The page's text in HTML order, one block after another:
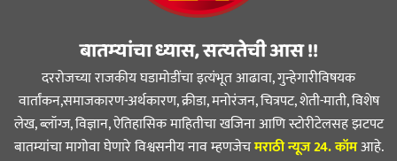
बातम्यांचा ध्यास, सत्यतेची आस !!
दररोजच्या राजकीय घडामोडींचा इत्यंभूत आढावा, गुन्हेगारीविषयक
वार्तांकन,समाजकारण-अर्थकारण, क्रीडा, मनोरंजन, चित्रपट, शेती-माती, विशेष
लेख, ब्लॉग्ज, विज्ञान, ऐतिहासिक माहितीचा खजिना आणि स्टोरीटेलसह झटपट
बातम्यांचा मागोवा घेणारे विश्वसनीय नाव म्हणजेचमराठी न्यूज 24. कॉमआहे.